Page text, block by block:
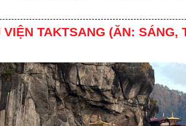
VIỆN TAKTSANG (ĂN: SÁNG,